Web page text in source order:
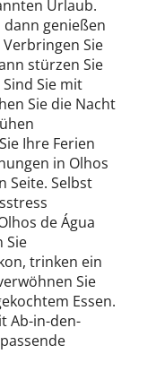
Urlaub.
genießen
Sie
stürzen Sie
Sie mit
Sie die Nacht
Ihre Ferien
in Olhos
Seite. Selbst
de Água
Sie
trinken ein
Sie
Essen.
Ab-in-den-